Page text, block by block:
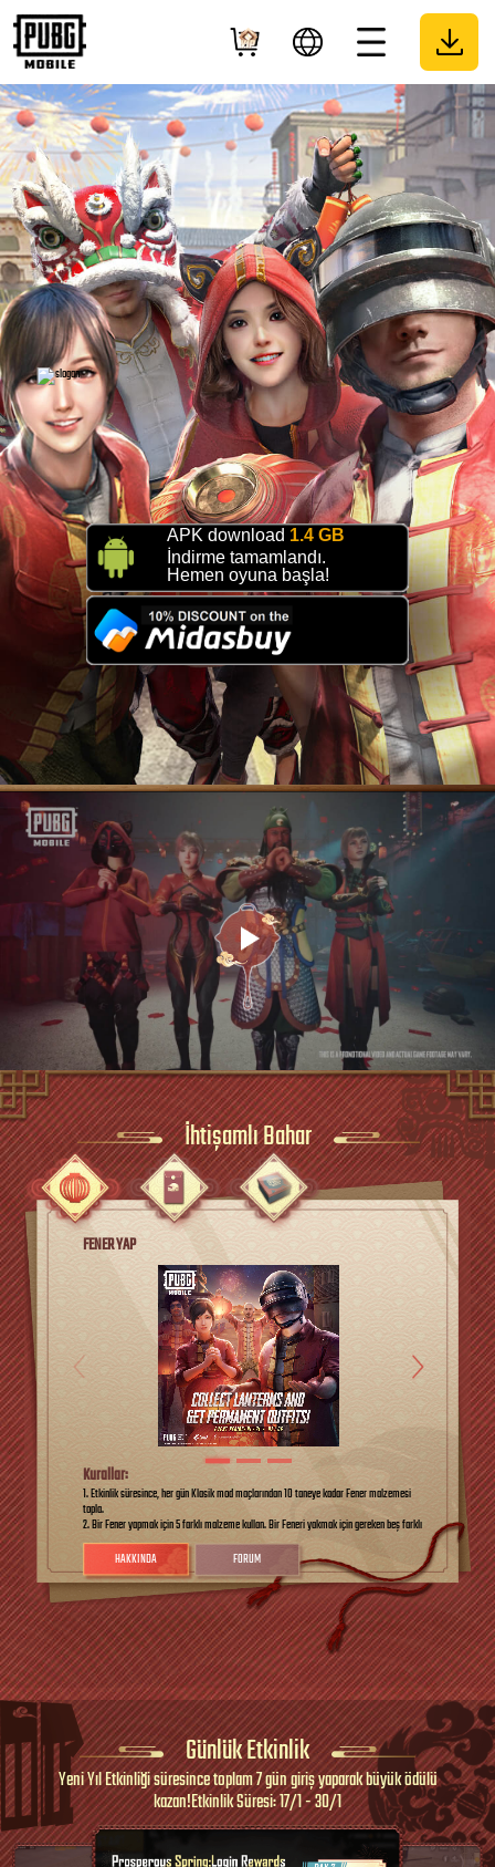
Paylaş
APK download 1.4 GB
İndirme tamamlandı.
Hemen oyuna başla!
İhtişamlı Bahar
FENER YAP
Kurallar:
1. Etkinlik süresince, her gün Klasik mod maçlarından 10 taneye kadar Fener malzemesi
topla.
2. Bir Fener yapmak için 5 farklı malzeme kullan. Bir Feneri yakmak için gereken beş farklı
malzemenin tümünü toplayarak ödül kazan.
3. Kullanılmayan malzemeleri arkadaşlarına hediye edebilirsin veya arkadaşlarından hediye
isteyebilirsin.
4. Sahip olunan malzemelerle arkadaşlara takas isteği gönderilebilir. Verilen süre içinde
arkadaşın isteği kabul etmezse veya takası iptal ederse, malzemeler envantere iade edilir.
5. Kullanılmayan malzemeler, etkinlik sonunda BP'ye dönüştürülerek mesajla hesabına
gönderilir.
HAKKINDA FORUM
Günlük Etkinlik
Yeni Yıl Etkinliği süresince toplam 7 gün giriş yaparak büyük ödülü
kazan!Etkinlik Süresi: 17/1 - 30/1